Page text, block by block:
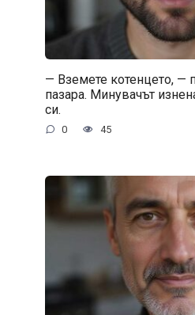
— Вземете котенцето, —
пазара. Минувачът
си.
0 45